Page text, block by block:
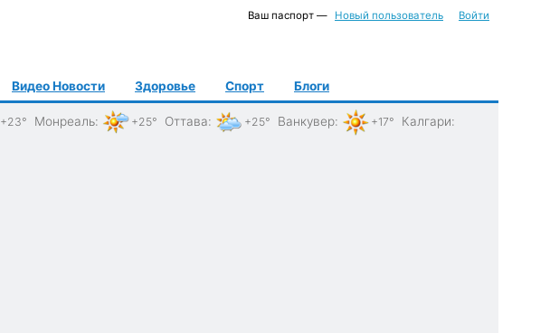
Ваш паспорт — Новый пользователь Войти
Видео Новости Здоровье Спорт Блоги
+23° Монреаль: +25° Оттава: +25° Ванкувер: +17° Калгари: